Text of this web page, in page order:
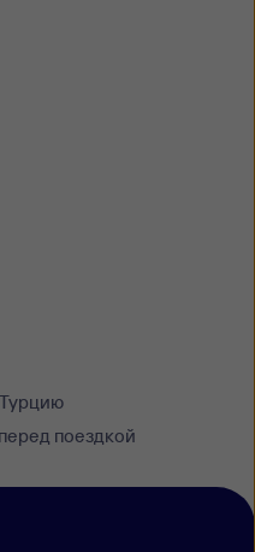
поездкой